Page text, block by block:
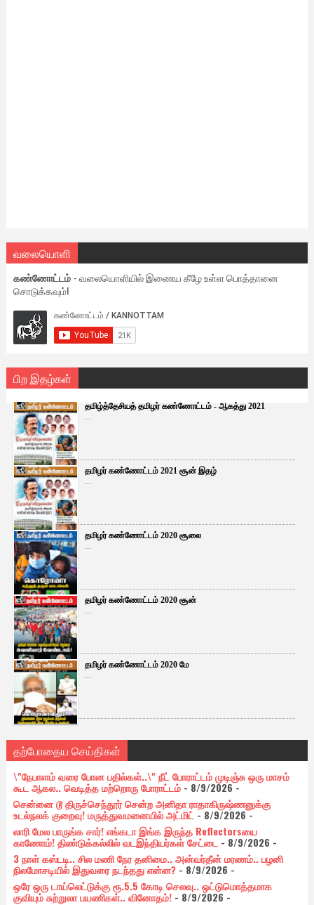
வலையொளி
கண்ணோட்டம் - வலையொளியில் இணைய கீழே உள்ள பொத்தானை
சொடுக்கவும்!
பிற இதழ்கள்
தமிழ்த்தேசியத் தமிழர் கண்ணோட்டம் - ஆகத்து 2021
...
தமிழர் கண்ணோட்டம் 2021 சூன் இதழ்
...
தமிழர் கண்ணோட்டம் 2020 சூலை
...
தமிழர் கண்ணோட்டம் 2020 சூன்
...
தமிழர் கண்ணோட்டம் 2020 மே
...
தற்போதைய செய்திகள்
\"நேபாளம் வரை போன பதில்கள்..\" நீட் போராட்டம் முடிஞ்சு ஒரு மாசம்
கூட ஆகல.. வெடித்த மற்றொரு போராட்டம்- 8/9/2026-
சென்னை டூ திருச்செந்தூர் சென்ற அனிதா ராதாகிருஷ்ணனுக்கு
உடல்நலக் குறைவு! மருத்துவமனையில் அட்மிட் - 8/9/2026-
லாரி மேல பாருங்க சார்! எங்கடா இங்க இருந்த Reflectorsயை
காணோம்! திண்டுக்கல்லில் வடஇந்தியர்கள் சேட்டை - 8/9/2026 -
3 நாள் கஸ்டடி.. சில மணி நேர தனிமை.. அன்வர்தீன் மரணம்.. பழனி
நிலமோசடியில் இதுவரை நடந்தது என்ன?- 8/9/2026 -
ஒரே ஒரு டாய்லெட்டுக்கு ரூ.5.5 கோடி செலவு.. ஒட்டுமொத்தமாக
குவியும் சுற்றுலா பயணிகள்.. வினோதம்!- 8/9/2026 -